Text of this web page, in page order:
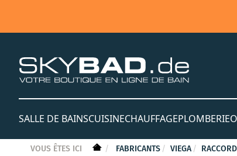
SALLE DE BAINSCUISINECHAUFFAGEPLOMBERIE
VOUS ÊTES ICI FABRICANTS VIEGA